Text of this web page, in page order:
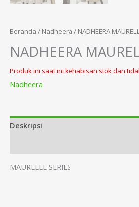
Beranda / Nadheera / NADHEERA
NADHEERA
Produk ini saat ini kehabisan stok dan
Nadheera
Deskripsi
MAURELLE SERIES